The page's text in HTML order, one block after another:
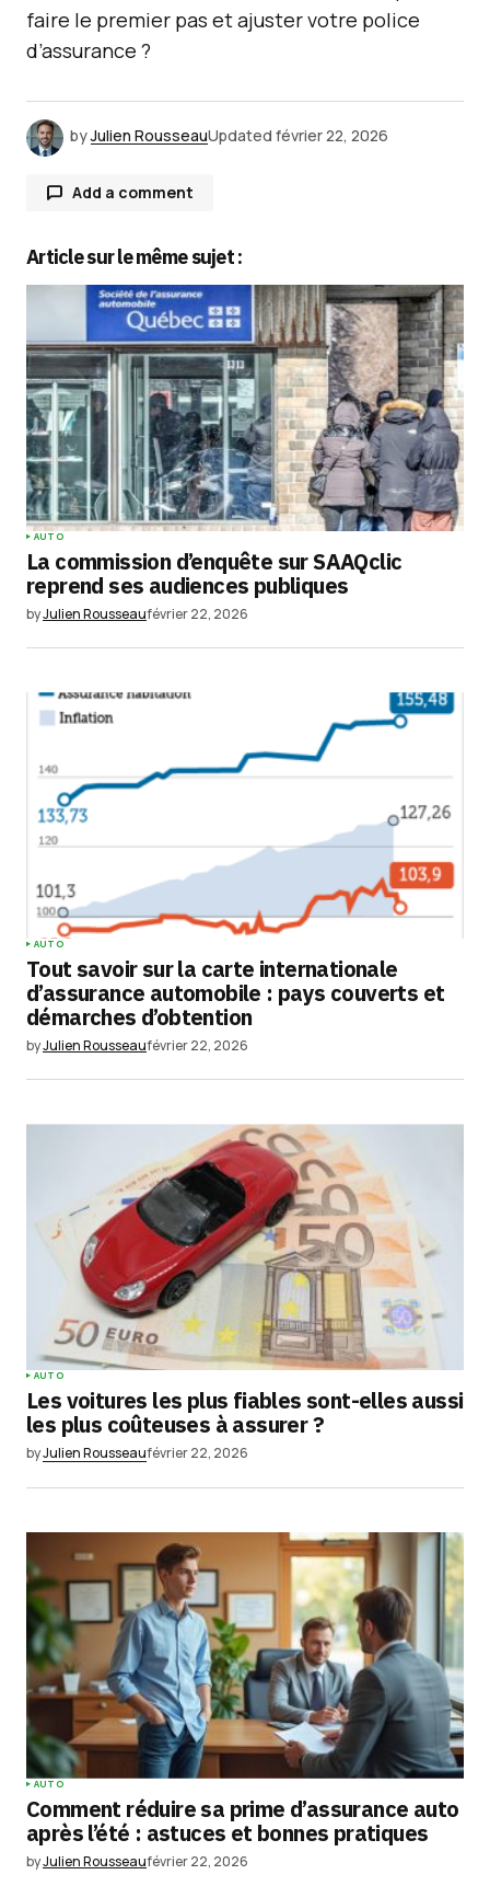
faire le premier pas et ajuster votre police
d’assurance ?
byJulien RousseauUpdated février 22, 2026
Add a comment
Votre adresse e-mail ne sera pas publiée.Les
champs obligatoires sont indiqués avec*
Comment *
Your Name*
Your E-mail*
site dans le navigateur pour mon prochain
Article sur le même sujet :
AUTO
La commission d’enquête sur SAAQclic
reprend ses audiences publiques
byJulien Rousseaufévrier 22, 2026
AUTO
Tout savoir sur la carte internationale
d’assurance automobile : pays couverts et
démarches d’obtention
byJulien Rousseaufévrier 22, 2026
AUTO
Les voitures les plus fiables sont-elles aussi
les plus coûteuses à assurer ?
byJulien Rousseaufévrier 22, 2026
AUTO
Comment réduire sa prime d’assurance auto
après l’été : astuces et bonnes pratiques
byJulien Rousseaufévrier 22, 2026